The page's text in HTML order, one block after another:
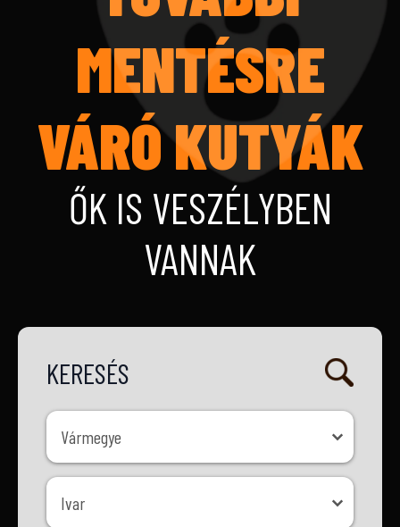
MENTÉSRE
VÁRÓ KUTYÁK
ŐK IS VESZÉLYBEN
VANNAK
KERESÉS
Vármegye
Vármegye
Ivar
Ivar